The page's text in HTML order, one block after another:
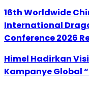
16th Worldwide
International
Conference 2026
Himel Hadirkan
Kampanye Global